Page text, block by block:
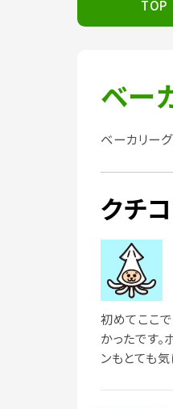
TOP
ベー
ベーカリー
クチ
初めてここで
かったです。
ンもとても気